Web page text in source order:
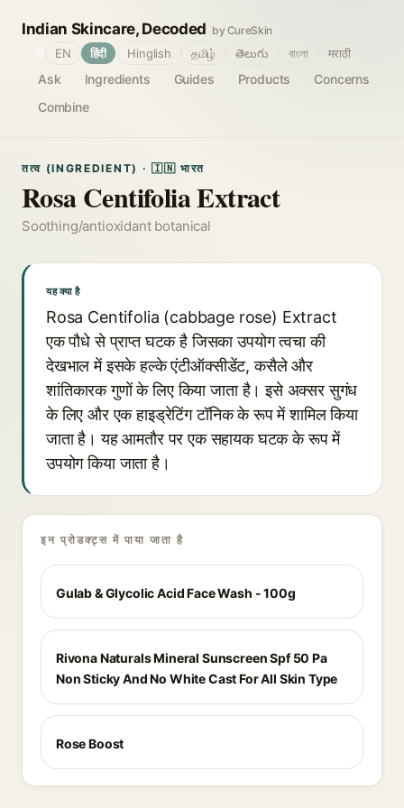
Indian Skincare, Decoded by CureSkin
Ask Ingredients Guides Products
Concerns
Combine
EN हिंदी Hinglish தமிழ் తెలుగు বাংলা मराठी
तत्व (INGREDIENT) · 🇮🇳 भारत
Rosa Centifolia Extract
Soothing/antioxidant botanical
यह क्या है
Rosa Centifolia (cabbage rose) Extract
एक पौधे से प्राप्त घटक है जिसका उपयोग त्वचा की
देखभाल में इसके हल्के एंटीऑक्सीडेंट, कसैले और
शांतिकारक गुणों के लिए किया जाता है। इसे अक्सर सुगंध
के लिए और एक हाइड्रेटिंग टॉनिक के रूप में शामिल किया
जाता है। यह आमतौर पर एक सहायक घटक के रूप में
उपयोग किया जाता है।
इन प्रोडक्ट्स में पाया जाता है
Gulab & Glycolic Acid Face Wash - 100g
Rivona Naturals Mineral Sunscreen Spf 50 Pa
Non Sticky And No White Cast For All Skin Type
Rose Boost